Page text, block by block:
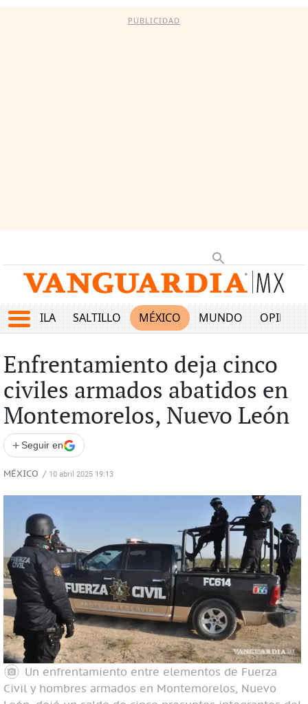
PUBLICIDAD
COAHUILA SALTILLO MÉXICO MUNDO OPINIÓN
Enfrentamiento deja cinco
civiles armados abatidos en
Montemorelos, Nuevo León
+ Seguir en
MÉXICO / 10 abril 2025 19:13
Un enfrentamiento entre elementos de Fuerza
Civil y hombres armados en Montemorelos, Nuevo